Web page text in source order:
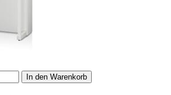
In den Warenkorb